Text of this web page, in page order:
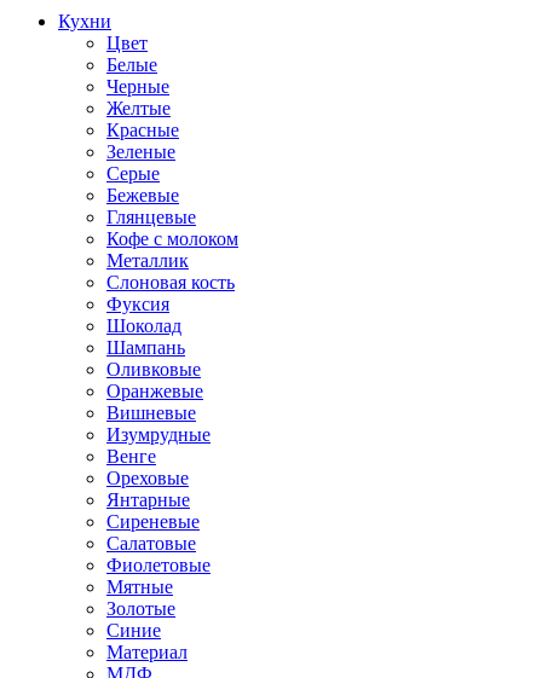
Кухни
Цвет
Белые
Черные
Желтые
Красные
Зеленые
Серые
Бежевые
Глянцевые
Кофе с молоком
Металлик
Слоновая кость
Фуксия
Шоколад
Шампань
Оливковые
Оранжевые
Вишневые
Изумрудные
Венге
Ореховые
Янтарные
Сиреневые
Салатовые
Фиолетовые
Мятные
Золотые
Синие
Материал
МДФ